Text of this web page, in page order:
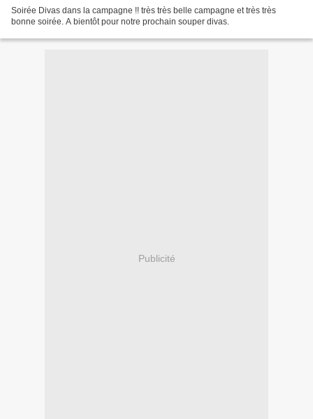
Soirée Divas dans la campagne !! très très belle campagne et très très
bonne soirée. A bientôt pour notre prochain souper divas.
Publicité